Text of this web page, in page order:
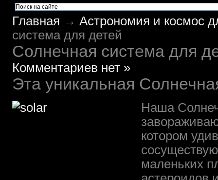
Главная → Астрономия и космос
система для детей
Солнечная система для
Комментариев нет »
Эта уникальная
Наша
котором
маленьких